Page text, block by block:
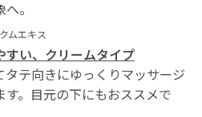
。
ムエキス
すい、クリームタイプ
タテ向きにゆっくりマッサージ
す。目元の下にもおススメで